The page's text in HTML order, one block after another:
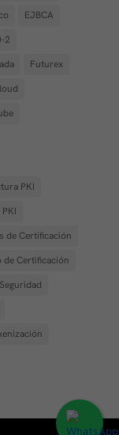
EJBCA
2
Futurex
PKI
PKI
de Certificación
Certificación
Seguridad